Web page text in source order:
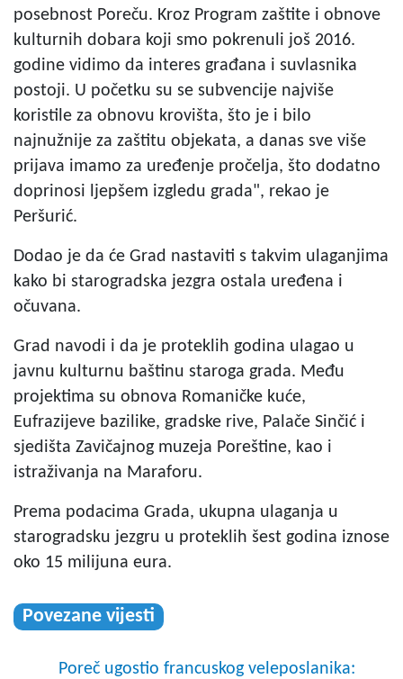
posebnost Poreču. Kroz Program zaštite i obnove
kulturnih dobara koji smo pokrenuli još 2016.
godine vidimo da interes građana i suvlasnika
postoji. U početku su se subvencije najviše
koristile za obnovu krovišta, što je i bilo
najnužnije za zaštitu objekata, a danas sve više
prijava imamo za uređenje pročelja, što dodatno
doprinosi ljepšem izgledu grada", rekao je
Peršurić.
Dodao je da će Grad nastaviti s takvim ulaganjima
kako bi starogradska jezgra ostala uređena i
očuvana.
Grad navodi i da je proteklih godina ulagao u
javnu kulturnu baštinu staroga grada. Među
projektima su obnova Romaničke kuće,
Eufrazijeve bazilike, gradske rive, Palače Sinčić i
sjedišta Zavičajnog muzeja Poreštine, kao i
istraživanja na Maraforu.
Prema podacima Grada, ukupna ulaganja u
starogradsku jezgru u proteklih šest godina iznose
oko 15 milijuna eura.
Povezane vijesti
Poreč ugostio francuskog veleposlanika: